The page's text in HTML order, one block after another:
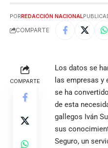
PORREDACCIÓN NACIONAL
COMPARTE
COMPARTE
Los datos se
las empresas
se ha
de esta
gallegos Iván
sus
Seguro, un